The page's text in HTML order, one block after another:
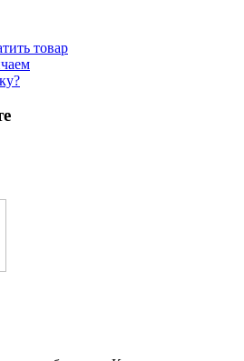
товар